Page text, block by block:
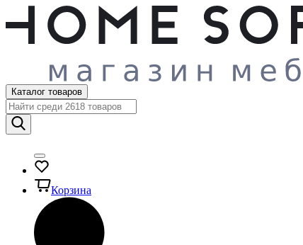
Каталог товаров
Корзина